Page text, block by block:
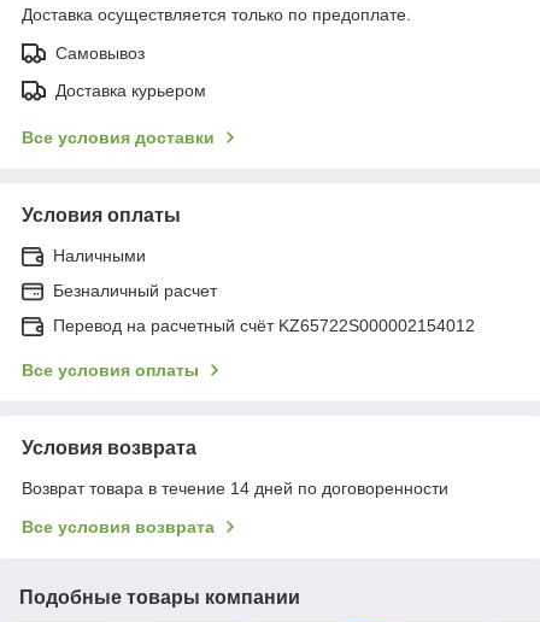
Доставка осуществляется только по предоплате.
Самовывоз
Доставка курьером
Все условия доставки
Условия оплаты
Наличными
Безналичный расчет
Перевод на расчетный счёт KZ65722S000002154012
Все условия оплаты
Условия возврата
Возврат товара в течение 14 дней по договоренности
Все условия возврата
Подобные товары компании